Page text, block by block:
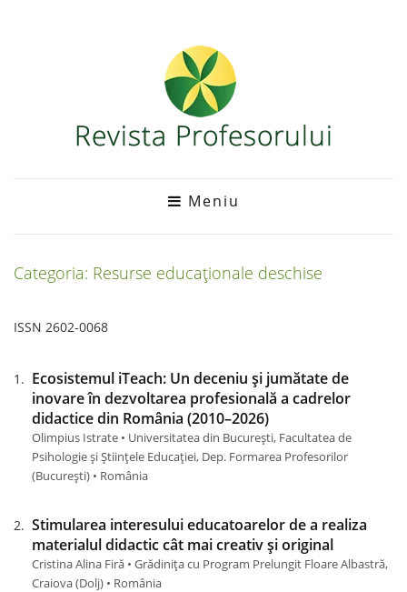
Meniu
Categoria: Resurse educaționale deschise
ISSN 2602-0068
Ecosistemul iTeach: Un deceniu și jumătate de
inovare în dezvoltarea profesională a cadrelor
didactice din România (2010–2026)
Olimpius Istrate • Universitatea din București, Facultatea de
Psihologie și Științele Educației, Dep. Formarea Profesorilor
(Bucureşti) • România
Stimularea interesului educatoarelor de a realiza
materialul didactic cât mai creativ și original
Cristina Alina Firă • Grădinița cu Program Prelungit Floare Albastră,
Craiova (Dolj) • România